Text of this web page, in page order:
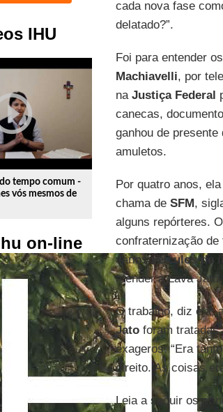
IHU
tempo comum -
vós mesmos de
on-line
cada nova fase
delatado?”.
Foi para entender
Machiavelli, por
naJustiça Federal
canecas,
ganhou de
amuletos.
Por quatro anos,
chama de SFM,
alguns repórteres.
confraternização
váriosveículos de
atender à Lava Jato.
O trabalho, diz ela,
Jatoforam tratadas
exageros. “Era
direito. As coisas
Leia a seguir os